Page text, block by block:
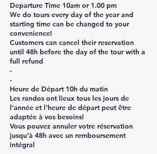
Departure Time 10am or 1.00 pm
We do tours every day of the year and
starting time can be changed to your
convenience!
Customers can cancel their reservation
until 48h before the day of the tour with a
full refund
-
-
Heure de Départ 10h du matin
Les randos ont lieux tous les jours de
l'année et l'heure de départ peut être
adaptée à vos besoins!
Vous pouvez annuler votre réservation
jusqu'à 48h avec un remboursement
intégral